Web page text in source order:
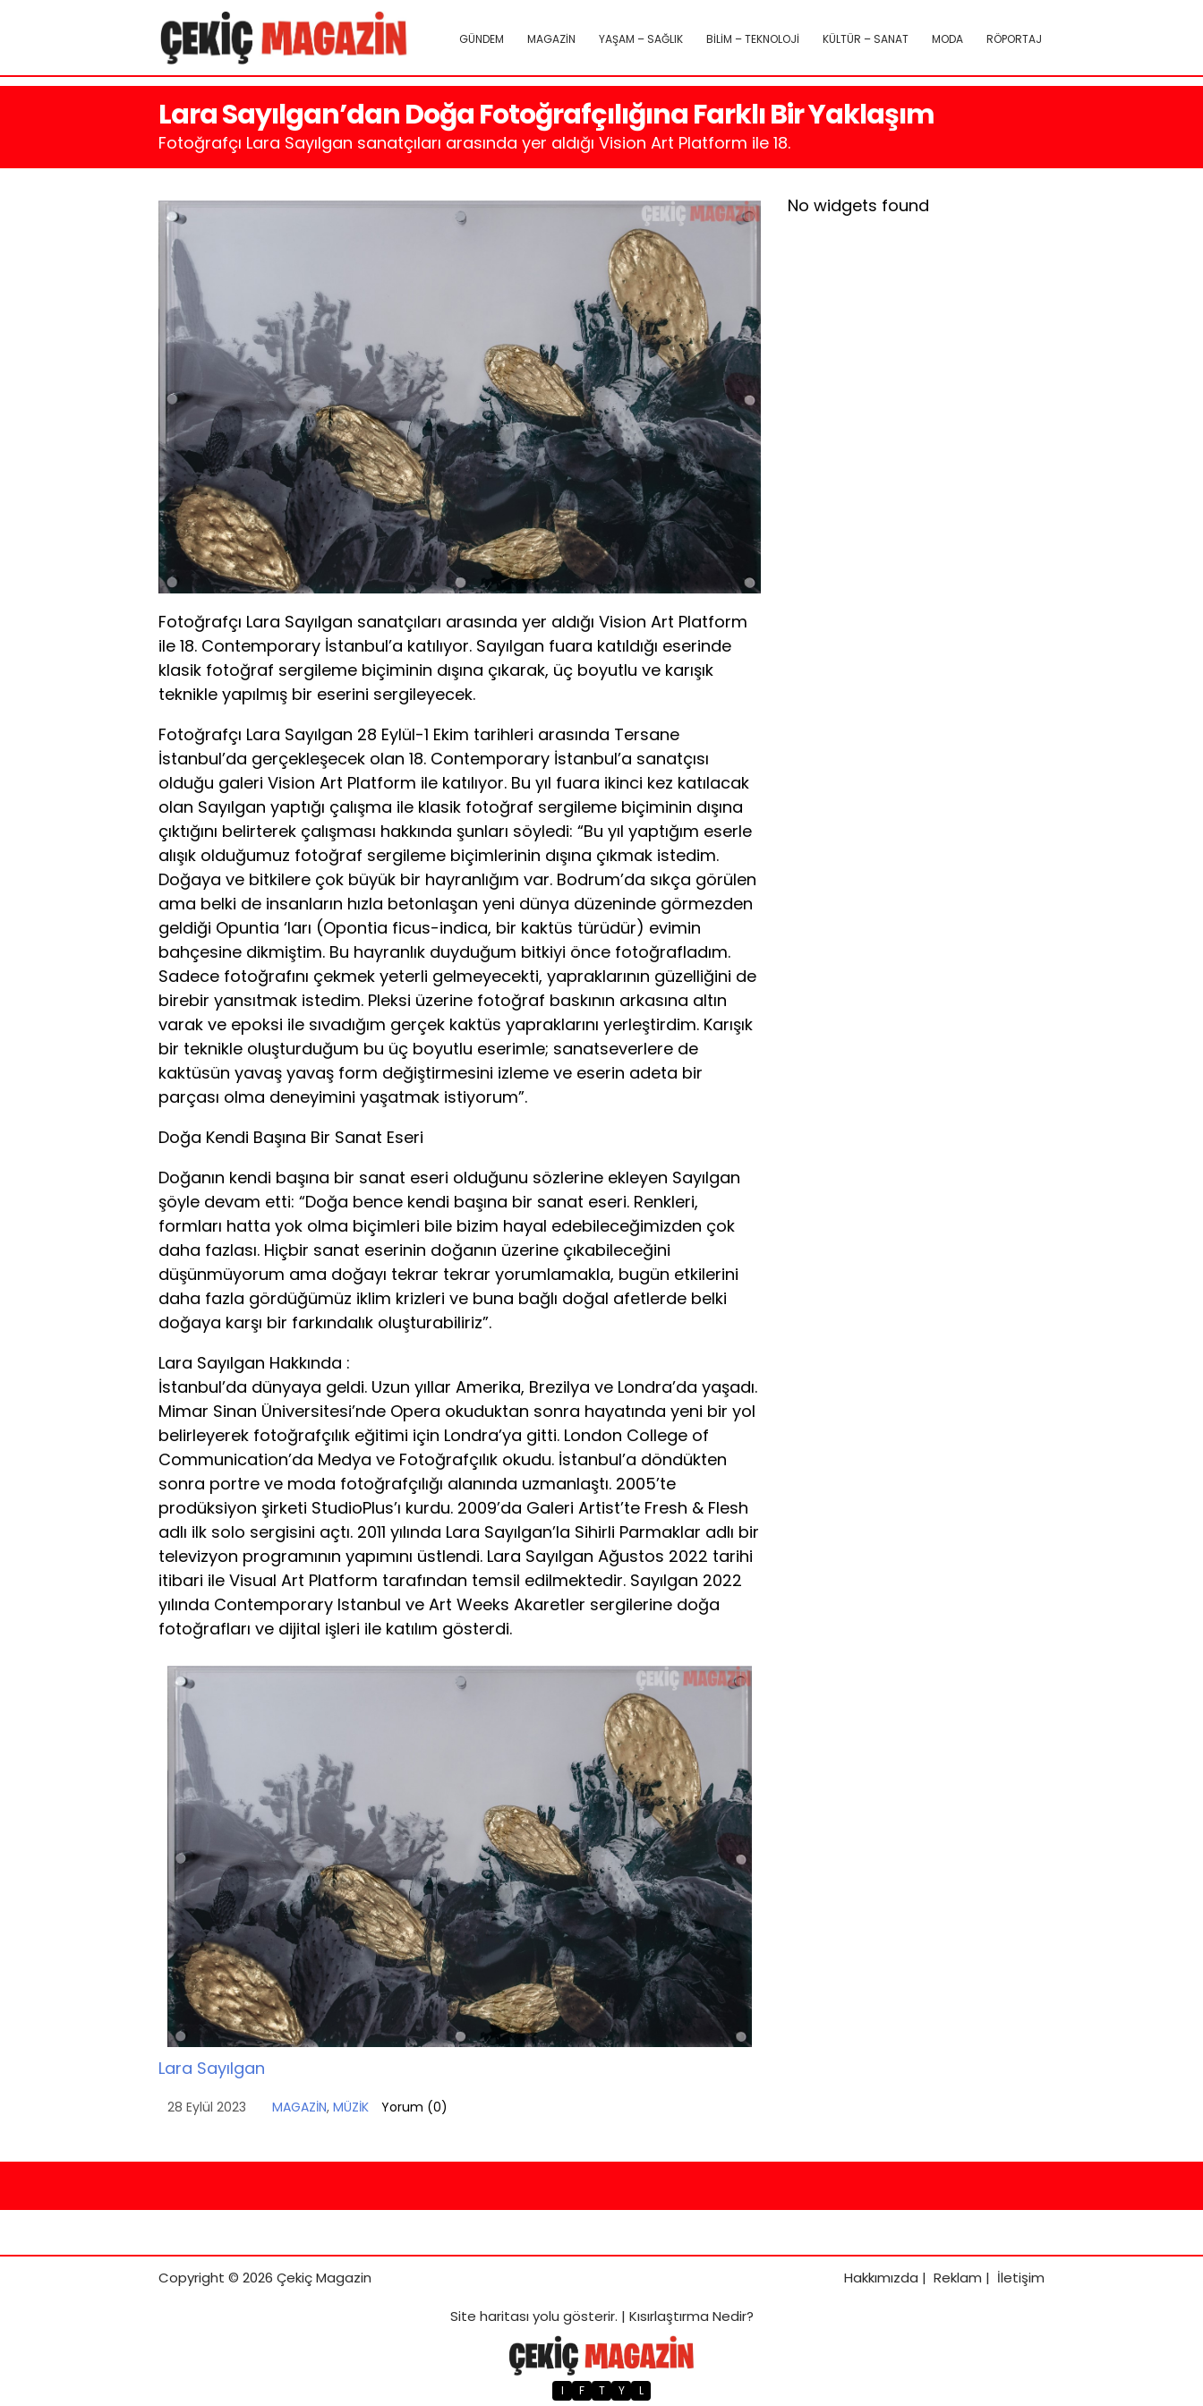
GÜNDEM MAGAZİN YAŞAM – SAĞLIK BİLİM – TEKNOLOJİ KÜLTÜR – SANAT MODA RÖPORTAJ
Lara Sayılgan’dan Doğa Fotoğrafçılığına Farklı Bir Yaklaşım
Fotoğrafçı Lara Sayılgan sanatçıları arasında yer aldığı Vision Art Platform ile 18.
Fotoğrafçı Lara Sayılgan sanatçıları arasında yer aldığı Vision Art Platform
ile 18. Contemporary İstanbul’a katılıyor. Sayılgan fuara katıldığı eserinde
klasik fotoğraf sergileme biçiminin dışına çıkarak, üç boyutlu ve karışık
teknikle yapılmış bir eserini sergileyecek.
Fotoğrafçı Lara Sayılgan 28 Eylül-1 Ekim tarihleri arasında Tersane
İstanbul’da gerçekleşecek olan 18. Contemporary İstanbul’a sanatçısı
olduğu galeri Vision Art Platform ile katılıyor. Bu yıl fuara ikinci kez katılacak
olan Sayılgan yaptığı çalışma ile klasik fotoğraf sergileme biçiminin dışına
çıktığını belirterek çalışması hakkında şunları söyledi: “Bu yıl yaptığım eserle
alışık olduğumuz fotoğraf sergileme biçimlerinin dışına çıkmak istedim.
Doğaya ve bitkilere çok büyük bir hayranlığım var. Bodrum’da sıkça görülen
ama belki de insanların hızla betonlaşan yeni dünya düzeninde görmezden
geldiği Opuntia ‘ları (Opontia ficus-indica, bir kaktüs türüdür) evimin
bahçesine dikmiştim. Bu hayranlık duyduğum bitkiyi önce fotoğrafladım.
Sadece fotoğrafını çekmek yeterli gelmeyecekti, yapraklarının güzelliğini de
birebir yansıtmak istedim. Pleksi üzerine fotoğraf baskının arkasına altın
varak ve epoksi ile sıvadığım gerçek kaktüs yapraklarını yerleştirdim. Karışık
bir teknikle oluşturduğum bu üç boyutlu eserimle; sanatseverlere de
kaktüsün yavaş yavaş form değiştirmesini izleme ve eserin adeta bir
parçası olma deneyimini yaşatmak istiyorum”.
Doğa Kendi Başına Bir Sanat Eseri
Doğanın kendi başına bir sanat eseri olduğunu sözlerine ekleyen Sayılgan
şöyle devam etti: “Doğa bence kendi başına bir sanat eseri. Renkleri,
formları hatta yok olma biçimleri bile bizim hayal edebileceğimizden çok
daha fazlası. Hiçbir sanat eserinin doğanın üzerine çıkabileceğini
düşünmüyorum ama doğayı tekrar tekrar yorumlamakla, bugün etkilerini
daha fazla gördüğümüz iklim krizleri ve buna bağlı doğal afetlerde belki
doğaya karşı bir farkındalık oluşturabiliriz”.
Lara Sayılgan Hakkında :
İstanbul’da dünyaya geldi. Uzun yıllar Amerika, Brezilya ve Londra’da yaşadı.
Mimar Sinan Üniversitesi’nde Opera okuduktan sonra hayatında yeni bir yol
belirleyerek fotoğrafçılık eğitimi için Londra’ya gitti. London College of
Communication’da Medya ve Fotoğrafçılık okudu. İstanbul’a döndükten
sonra portre ve moda fotoğrafçılığı alanında uzmanlaştı. 2005’te
prodüksiyon şirketi StudioPlus’ı kurdu. 2009’da Galeri Artist’te Fresh & Flesh
adlı ilk solo sergisini açtı. 2011 yılında Lara Sayılgan’la Sihirli Parmaklar adlı bir
televizyon programının yapımını üstlendi. Lara Sayılgan Ağustos 2022 tarihi
itibari ile Visual Art Platform tarafından temsil edilmektedir. Sayılgan 2022
yılında Contemporary Istanbul ve Art Weeks Akaretler sergilerine doğa
fotoğrafları ve dijital işleri ile katılım gösterdi.
Lara Sayılgan
28 Eylül 2023 MAGAZİN, MÜZİK Yorum (0)
No widgets found
Copyright © 2026 Çekiç Magazin Hakkımızda | Reklam | İletişim
Site haritasıyolu gösterir. | Kısırlaştırma Nedir?
I F T Y L